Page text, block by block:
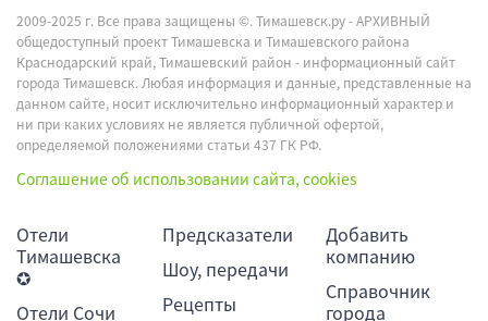
2009-2025 г. Все права защищены ©.Тимашевск.ру - АРХИВНЫЙ
общедоступный проект Тимашевска и Тимашевского района
Краснодарский край, Тимашевский район - информационный сайт
города Тимашевск. Любая информация и данные, представленные на
данном сайте, носит исключительно информационный характер и
ни при каких условиях не является публичной офертой,
определяемой положениями статьи 437 ГК РФ.
Соглашение об использовании сайта, cookies
Отели
Тимашевска
✪
Отели Сочи
Предсказатели
Шоу, передачи
Рецепты
Добавить
компанию
Справочник
города